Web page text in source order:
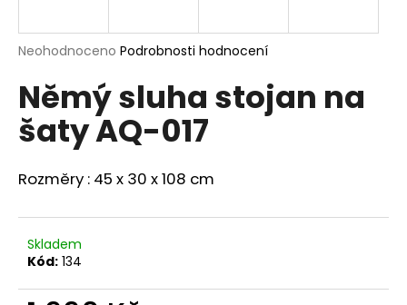
Průměrné
produktu
je
0,0
z
hvězdiček.
Neohodnoceno Podrobnosti hodnocení
Němý sluha stojan na
šaty AQ-017
Rozměry : 45 x 30 x 108 cm
Skladem
Kód: 134
j
t
?
D